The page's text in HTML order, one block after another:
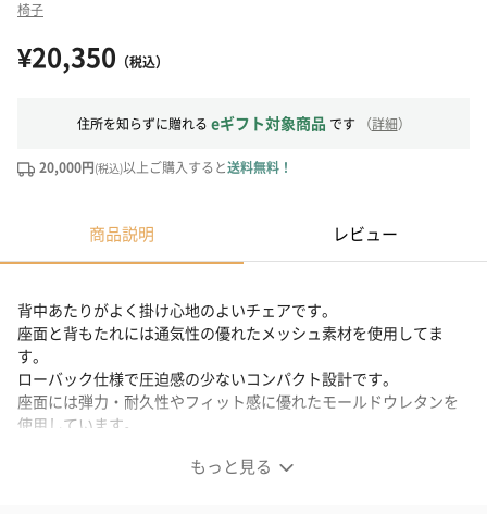
椅子
¥20,350 （税込）
住所を知らずに贈れる eギフト対象商品 です （詳細）
20,000円(税込)以上ご購入すると送料無料！
商品説明 レビュー
もっと見る
背中あたりがよく掛け心地のよいチェアです。
座面と背もたれには通気性の優れたメッシュ素材を使用してま
す。
ローバック仕様で圧迫感の少ないコンパクト設計です。
座面には弾力・耐久性やフィット感に優れたモールドウレタンを
使用しています。
コーディネートチェア(生地タイプ)